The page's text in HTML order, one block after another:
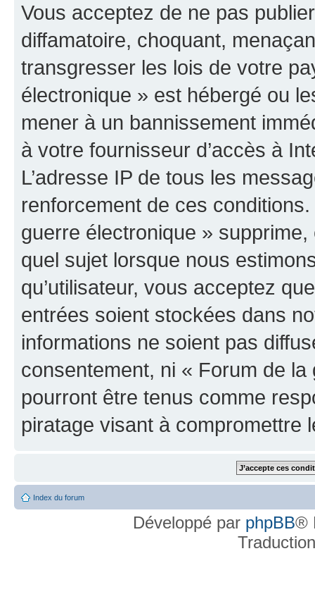
Vous acceptez de ne pas
diffamatoire, choquant,
transgresser les lois de votre
électronique » est hébergé ou
mener à un bannissement
à votre fournisseur d’accès à
L’adresse IP de tous les
renforcement de ces
guerre électronique »
quel sujet lorsque nous
qu’utilisateur, vous acceptez
entrées soient stockées dans
informations ne soient pas
consentement, ni « Forum de
pourront être tenus comme
piratage visant à compromettre
Index du forum
Développé par phpBB®